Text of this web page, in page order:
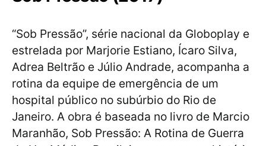
“Sob Pressão”, série nacional da Globoplay e
estrelada por Marjorie Estiano, Ícaro Silva,
Adrea Beltrão e Júlio Andrade, acompanha a
rotina da equipe de emergência de um
hospital público no subúrbio do Rio de
Janeiro. A obra é baseada no livro de Marcio
Maranhão, Sob Pressão: A Rotina de Guerra